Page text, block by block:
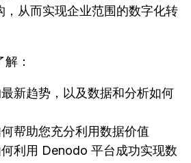
，从而实现企业范围的数字化转
：
新趋势，以及数据和分析如何
帮助您充分利用数据价值
利用 Denodo 平台成功实现数